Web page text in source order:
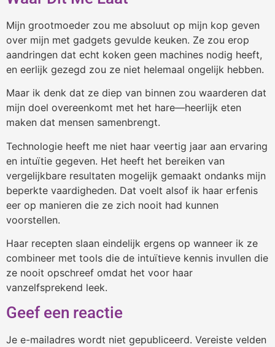
Mijn grootmoeder zou me absoluut op mijn kop geven
over mijn met gadgets gevulde keuken. Ze zou erop
aandringen dat echt koken geen machines nodig heeft,
en eerlijk gezegd zou ze niet helemaal ongelijk hebben.
Maar ik denk dat ze diep van binnen zou waarderen dat
mijn doel overeenkomt met het hare—heerlijk eten
maken dat mensen samenbrengt.
Technologie heeft me niet haar veertig jaar aan ervaring
en intuïtie gegeven. Het heeft het bereiken van
vergelijkbare resultaten mogelijk gemaakt ondanks mijn
beperkte vaardigheden. Dat voelt alsof ik haar erfenis
eer op manieren die ze zich nooit had kunnen
voorstellen.
Haar recepten slaan eindelijk ergens op wanneer ik ze
combineer met tools die de intuïtieve kennis invullen die
ze nooit opschreef omdat het voor haar
vanzelfsprekend leek.
Geef een reactie
Je e-mailadres wordt niet gepubliceerd. Vereiste velden